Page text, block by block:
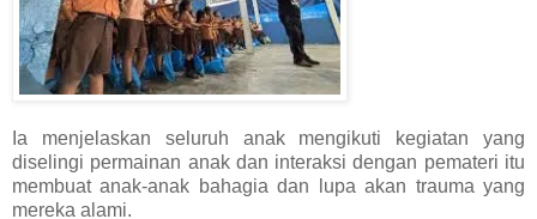
Ia menjelaskan seluruh anak mengikuti kegiatan yang
diselingi permainan anak dan interaksi dengan pemateri itu
membuat anak-anak bahagia dan lupa akan trauma yang
mereka alami.